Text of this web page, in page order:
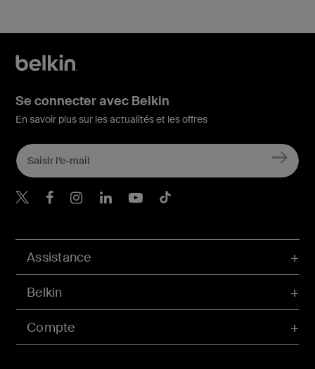
Compte
Assistance
Belkin
Se connecter avec Belkin
En savoir plus sur les actualités et les offres
Belkin Twitter
Belkin Facebook
Belkin Instagram
Belkin LinkedIn
Belkin Youtube
Belkin TikTok